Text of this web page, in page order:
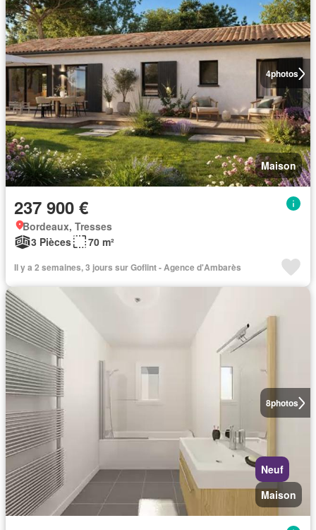
4photos
Maison
237 900 €
Bordeaux, Tresses
3 Pièces
70 m²
Il y a 2 semaines, 3 jours sur Goflint - Agence d'Ambarès
8photos
Neuf
Maison